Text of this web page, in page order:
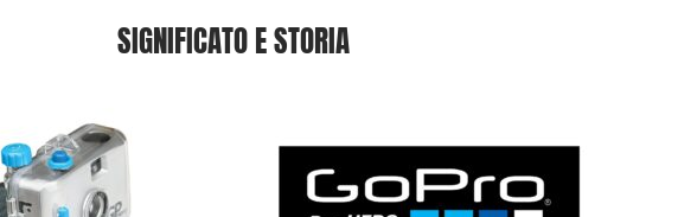
SIGNIFICATO E STORIA